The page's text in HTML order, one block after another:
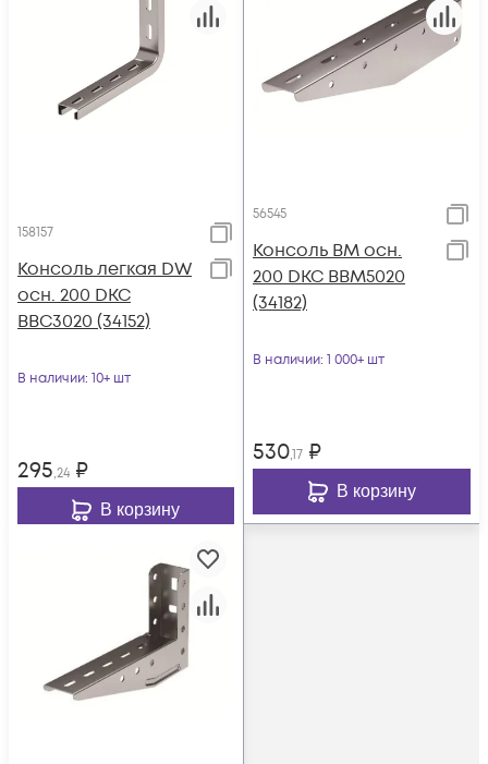
158157
Консоль легкая DW
осн. 200 DKC
BBC3020 (34152)
В наличии: 10+ шт
295,24 ₽
В корзину
56545
Консоль BM осн.
200 DKC BBM5020
(34182)
В наличии: 1 000+ шт
530,17 ₽
В корзину